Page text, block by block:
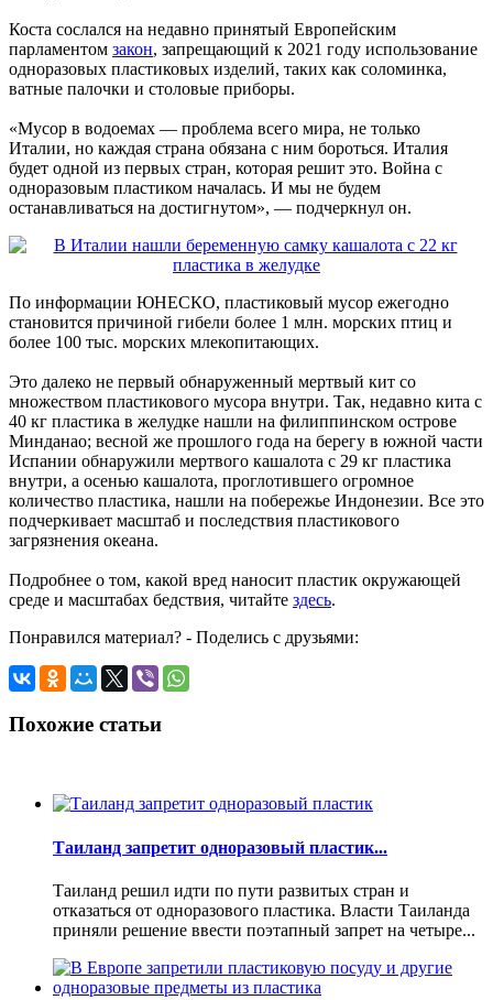
Коста сослался на недавно принятый Европейским
парламентом закон, запрещающий к 2021 году использование
одноразовых пластиковых изделий, таких как соломинка,
ватные палочки и столовые приборы.
«Мусор в водоемах — проблема всего мира, не только
Италии, но каждая страна обязана с ним бороться. Италия
будет одной из первых стран, которая решит это. Война с
одноразовым пластиком началась. И мы не будем
останавливаться на достигнутом», — подчеркнул он.
По информации ЮНЕСКО, пластиковый мусор ежегодно
становится причиной гибели более 1 млн. морских птиц и
более 100 тыс. морских млекопитающих.
Это далеко не первый обнаруженный мертвый кит со
множеством пластикового мусора внутри. Так, недавно кита с
40 кг пластика в желудке нашли на филиппинском острове
Минданао; весной же прошлого года на берегу в южной части
Испании обнаружили мертвого кашалота с 29 кг пластика
внутри, а осенью кашалота, проглотившего огромное
количество пластика, нашли на побережье Индонезии. Все это
подчеркивает масштаб и последствия пластикового
загрязнения океана.
Подробнее о том, какой вред наносит пластик окружающей
среде и масштабах бедствия, читайте здесь.
Понравился материал? - Поделись с друзьями:
Похожие статьи
Таиланд запретит одноразовый пластик...
Таиланд решил идти по пути развитых стран и
отказаться от одноразового пластика. Власти Таиланда
приняли решение ввести поэтапный запрет на четыре...